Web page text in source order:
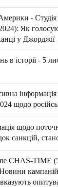
-
Як
у Джорджії
в історії - 5
щодо
щодо
санкцій,
CHAS-TIME
кампаній